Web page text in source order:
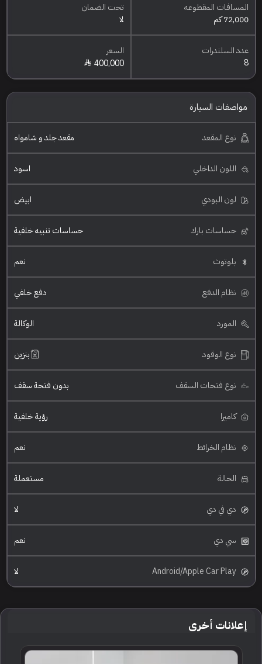
المسافات المقطوعه
72,000 كم
تحت الضمان
لا
عدد السلندرات
8
السعر
400,000
مواصفات السيارة
نوع المقعد مقعد جلد و شامواه
اللون الداخلي اسود
لون البودي ابيض
حساسات بارك حساسات تنبيه خلفية
بلوتوث نعم
نظام الدفع دفع خلفي
المورد الوكالة
نوع الوقود بنزين
نوع فتحات السقف بدون فتحة سقف
كاميرا رؤية خلفية
نظام الخرائط نعم
الحالة مستعملة
دي في دي لا
سي دي نعم
Android/Apple Car Play لا
إعلانات أخرى